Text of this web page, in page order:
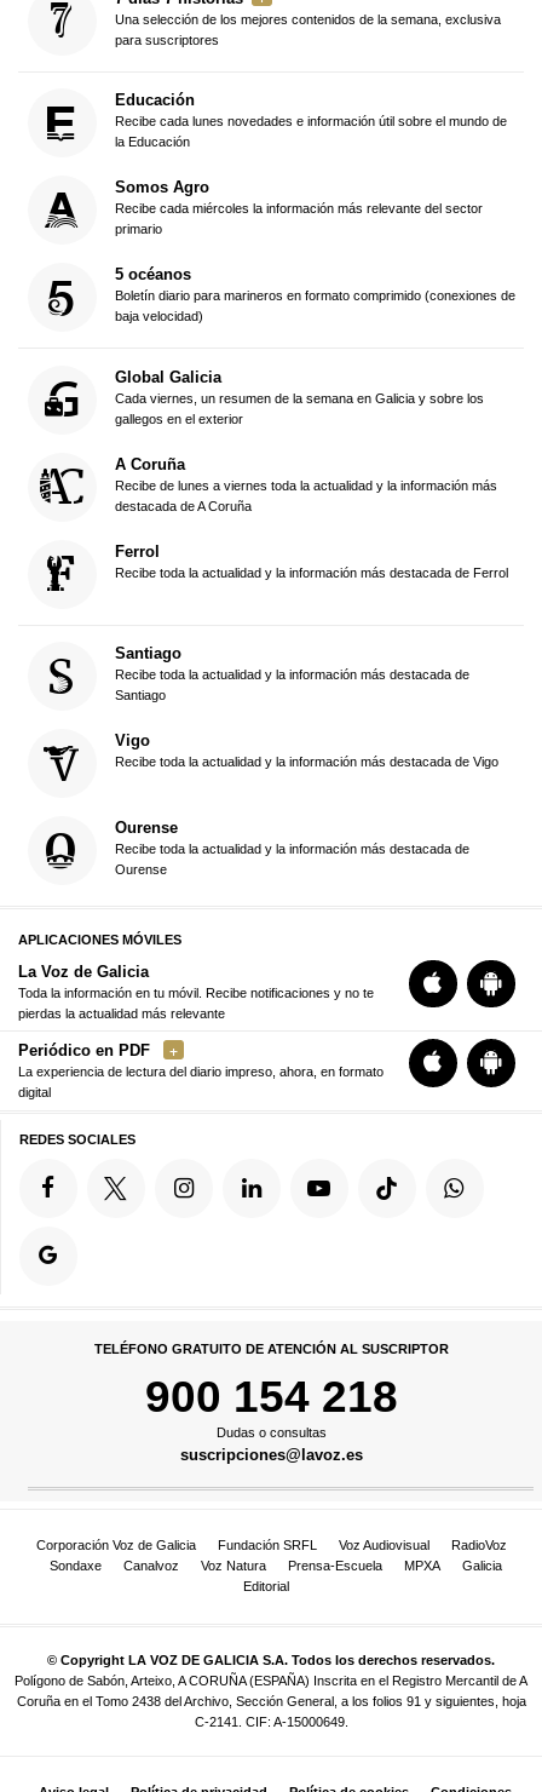
Una selección de los mejores contenidos de la semana, exclusiva
para suscriptores
Educación
Recibe cada lunes novedades e información útil sobre el mundo de
la Educación
Somos Agro
Recibe cada miércoles la información más relevante del sector
primario
5 océanos
Boletín diario para marineros en formato comprimido (conexiones de
baja velocidad)
Global Galicia
Cada viernes, un resumen de la semana en Galicia y sobre los
gallegos en el exterior
A Coruña
Recibe de lunes a viernes toda la actualidad y la información más
destacada de A Coruña
Ferrol
Recibe toda la actualidad y la información más destacada de Ferrol
Santiago
Recibe toda la actualidad y la información más destacada de
Santiago
Vigo
Recibe toda la actualidad y la información más destacada de Vigo
Ourense
Recibe toda la actualidad y la información más destacada de
Ourense
APLICACIONES MÓVILES
La Voz de Galicia
Toda la información en tu móvil. Recibe notificaciones y no te
pierdas la actualidad más relevante
Periódico en PDF
La experiencia de lectura del diario impreso, ahora, en formato
digital
REDES SOCIALES
TELÉFONO GRATUITO DE ATENCIÓN AL SUSCRIPTOR
900 154 218
Dudas o consultas
suscripciones@lavoz.es
Corporación Voz de Galicia Fundación SRFL Voz Audiovisual
RadioVoz
Sondaxe
Canalvoz Voz Natura Prensa-Escuela MPXA
Galicia
Editorial
© Copyright LA VOZ DE GALICIA S.A. Todos los derechos reservados.
Polígono de Sabón, Arteixo, A CORUÑA (ESPAÑA) Inscrita en el Registro Mercantil de A
Coruña en el Tomo 2438 del Archivo, Sección General, a los folios 91 y siguientes, hoja
C-2141. CIF: A-15000649.